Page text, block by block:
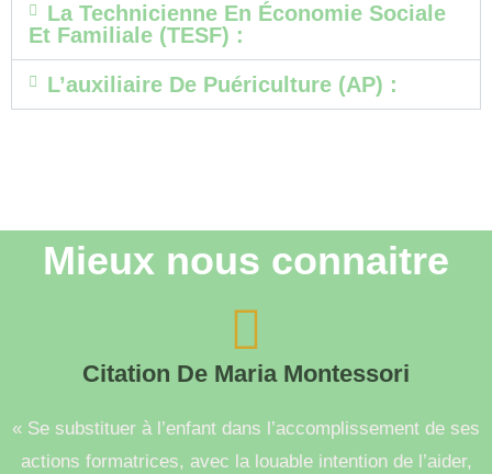
La Technicienne En Économie Sociale
Et Familiale (TESF) :
L’auxiliaire De Puériculture (AP) :
Mieux nous connaitre
Citation De Maria Montessori
« Se substituer à l’enfant dans l’accomplissement de ses
actions formatrices, avec la louable intention de l’aider,